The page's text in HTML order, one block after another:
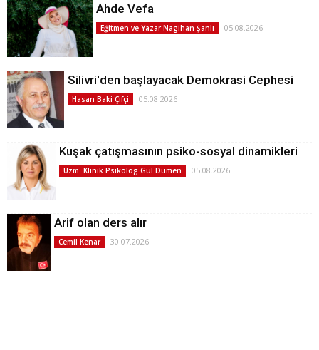
Ahde Vefa
Eğitmen ve Yazar Nagihan Şanlı 05.08.2026
Silivri'den başlayacak Demokrasi Cephesi
Hasan Baki Çifçi 05.08.2026
Kuşak çatışmasının psiko-sosyal dinamikleri
Uzm. Klinik Psikolog Gül Dümen 05.08.2026
Arif olan ders alır
Cemil Kenar 30.07.2026